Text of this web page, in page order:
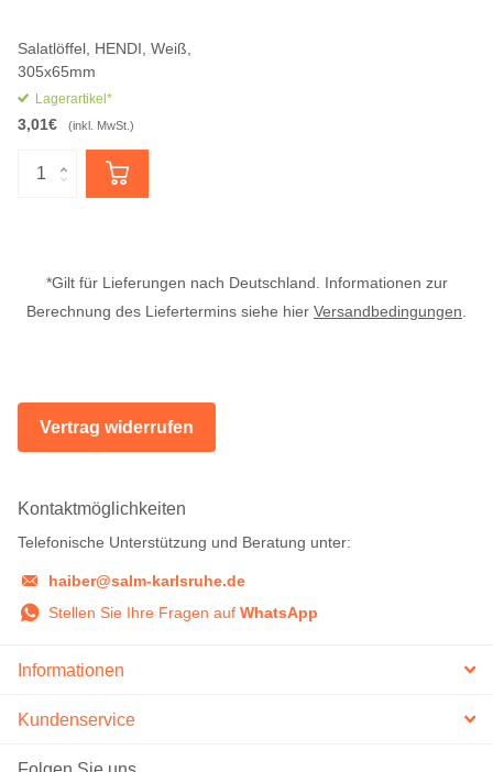
Salatlöffel, HENDI, Weiß,
305x65mm
Lagerartikel*
3,01€ (inkl. MwSt.)
*Gilt für Lieferungen nach Deutschland. Informationen zur
Berechnung des Liefertermins siehe hier Versandbedingungen.
Vertrag widerrufen
Kontaktmöglichkeiten
Telefonische Unterstützung und Beratung unter:
haiber@salm-karlsruhe.de
Stellen Sie Ihre Fragen auf WhatsApp
Informationen
Kundenservice